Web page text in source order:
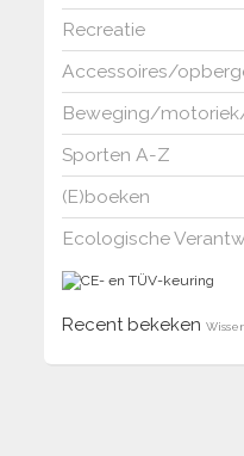
Recreatie
Accessoires/
Beweging/
Sporten A-Z
(E)boeken
Ecologische
Recent bekeken